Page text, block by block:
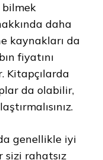
bilmek
daha
kaynakları da
fiyatını
Kitapçılarda
da olabilir,
genellikle iyi
sizi rahatsız